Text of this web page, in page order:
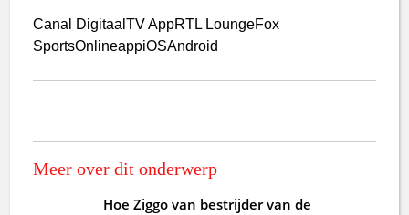
Canal DigitaalTV AppRTL LoungeFox
SportsOnlineappiOSAndroid
Meer over dit onderwerp
Hoe Ziggo van bestrijder van de